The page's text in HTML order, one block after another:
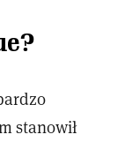
stanowił